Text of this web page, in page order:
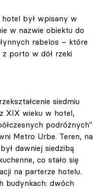
był wpisany w
w nazwie obiektu do
rabelos – które
porto w dół rzeki
siedmiu
XIX wieku w hotel,
podróżnych"
Metro Urbe. Teren, na
dawniej siedzibą
co stało się
na parterze hotelu.
budynkach: dwóch